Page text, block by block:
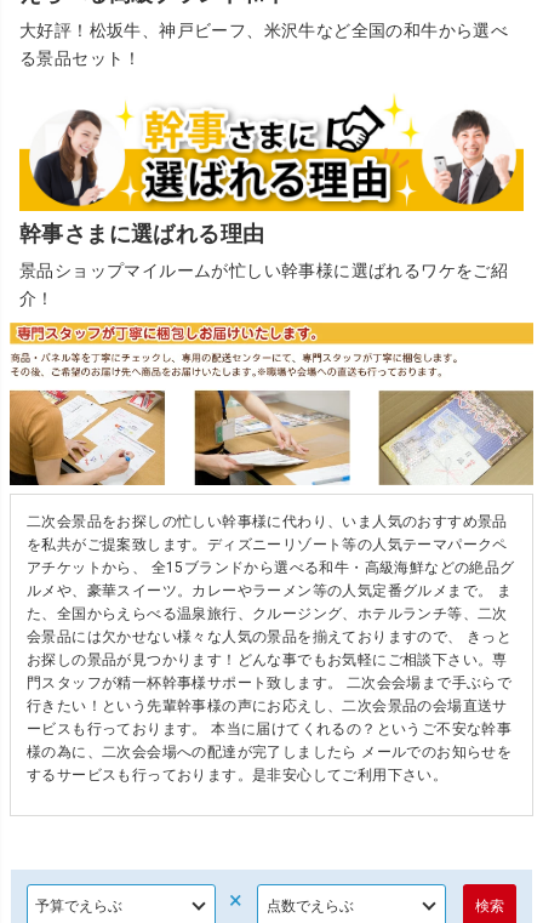
大好評！松坂牛、神戸ビーフ、米沢牛など全国の和牛から選べ
る景品セット！
幹事さまに選ばれる理由
景品ショップマイルームが忙しい幹事様に選ばれるワケをご紹
介！
二次会景品をお探しの忙しい幹事様に代わり、いま人気のおすすめ景品
を私共がご提案致します。ディズニーリゾート等の人気テーマパークペ
アチケットから、 全15ブランドから選べる和牛・高級海鮮などの絶品グ
ルメや、豪華スイーツ。カレーやラーメン等の人気定番グルメまで。 ま
た、全国からえらべる温泉旅行、クルージング、ホテルランチ等、二次
会景品には欠かせない様々な人気の景品を揃えておりますので、 きっと
お探しの景品が見つかります！どんな事でもお気軽にご相談下さい。専
門スタッフが精一杯幹事様サポート致します。 二次会会場まで手ぶらで
行きたい！という先輩幹事様の声にお応えし、二次会景品の会場直送サ
ービスも行っております。 本当に届けてくれるの？というご不安な幹事
様の為に、二次会会場への配達が完了しましたら メールでのお知らせを
するサービスも行っております。是非安心してご利用下さい。
×